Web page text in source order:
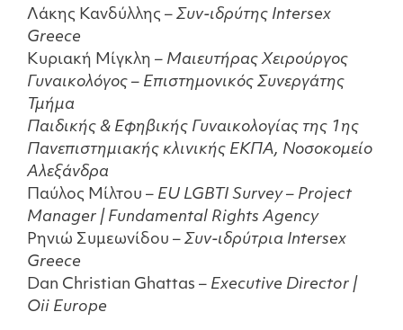
Λάκης Κανδύλλης – Συν-ιδρύτης Intersex
Greece
Κυριακή Μίγκλη – Μαιευτήρας Χειρούργος
Γυναικολόγος – Επιστημονικός Συνεργάτης
Τμήμα
Παιδικής & Εφηβικής Γυναικολογίας της 1ης
Πανεπιστημιακής κλινικής ΕΚΠΑ, Νοσοκομείο
Αλεξάνδρα
Παύλος Μίλτου – EU LGBTI Survey – Project
Manager | Fundamental Rights Agency
Ρηνιώ Συμεωνίδου – Συν-ιδρύτρια Intersex
Greece
Dan Christian Ghattas – Executive Director |
Oii Europe